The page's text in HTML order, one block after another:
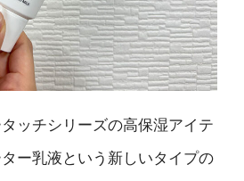
ッチシリーズの高保湿アイテ
ー乳液という新しいタイプの